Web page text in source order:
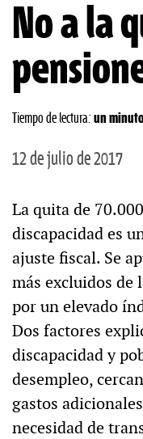
No a la
Tiempo de lectura: un minuto
12 de julio de 2017
La quita de
discapacidad es
ajuste fiscal. Se
más excluidos de
por un elevado
Dos factores
discapacidad y
desempleo,
gastos
necesidad de